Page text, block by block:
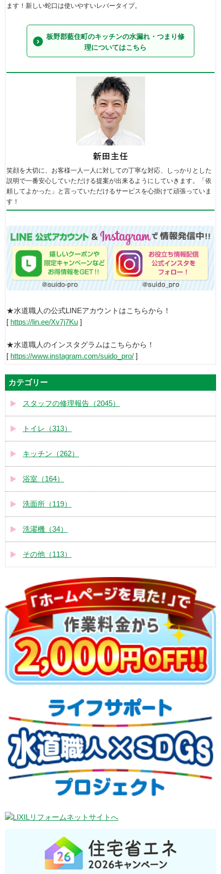
ます！新しい蛇口は使いやすいレバータイプ。
板野郡藍住町のキッチンの水漏れ・つまり修
理についてはこちら
笑顔を大切に、お客様一人一人に対しての丁寧な対応、しっかりとした
説明で一番安心していただける提案が出来るようにしていきます。「依
頼してよかった」と言っていただけるサービスを心掛けて頑張っていま
す！
★水道職人の公式LINEアカウントはこちらから！
[ https://lin.ee/Xv7j7Ku ]
★水道職人のインスタグラムはこちらから！
[ https://www.instagram.com/suido_pro/ ]
カテゴリー
スタッフの修理報告（2045）
トイレ（313）
キッチン（262）
浴室（164）
洗面所（119）
洗濯機（34）
その他（113）